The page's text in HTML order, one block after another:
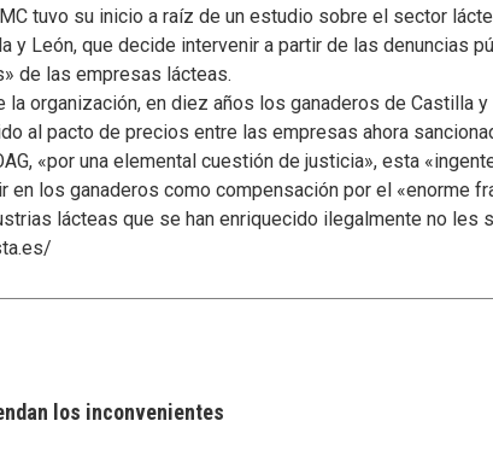
tuvo su inicio a raíz de un estudio sobre el sector
y León, que decide intervenir a partir de las denuncias
de las empresas lácteas.
la organización, en diez años los ganaderos de Castilla
al pacto de precios entre las empresas ahora
«por una elemental cuestión de justicia», esta
en los ganaderos como compensación por el «enorme
lácteas que se han enriquecido ilegalmente no les
los inconvenientes